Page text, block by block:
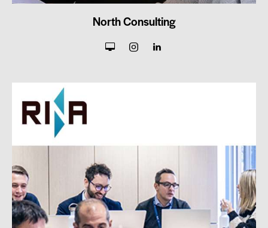
North Consulting